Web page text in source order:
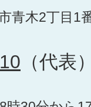
青木2丁目1
（代表